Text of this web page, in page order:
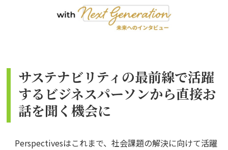
サステナビリティの最前線で活躍
するビジネスパーソンから直接お
話を聞く機会に
Perspectivesはこれまで、社会課題の解決に向けて活躍